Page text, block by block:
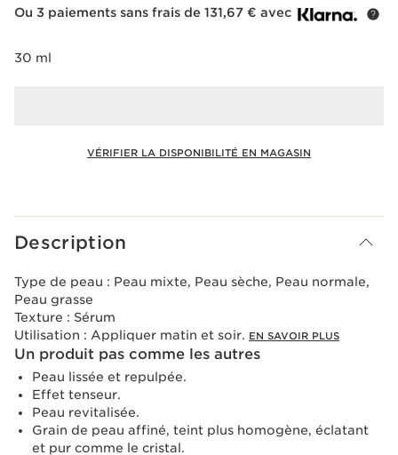
Ou 3 paiements sans frais de 131,67 € avec
30 ml
VÉRIFIER LA DISPONIBILITÉ EN MAGASIN
Description
Type de peau : Peau mixte, Peau sèche, Peau normale,
Peau grasse
Texture : Sérum
Utilisation : Appliquer matin et soir. EN SAVOIR PLUS
Un produit pas comme les autres
Peau lissée et repulpée.
Effet tenseur.
Peau revitalisée.
Grain de peau affiné, teint plus homogène, éclatant
et pur comme le cristal.